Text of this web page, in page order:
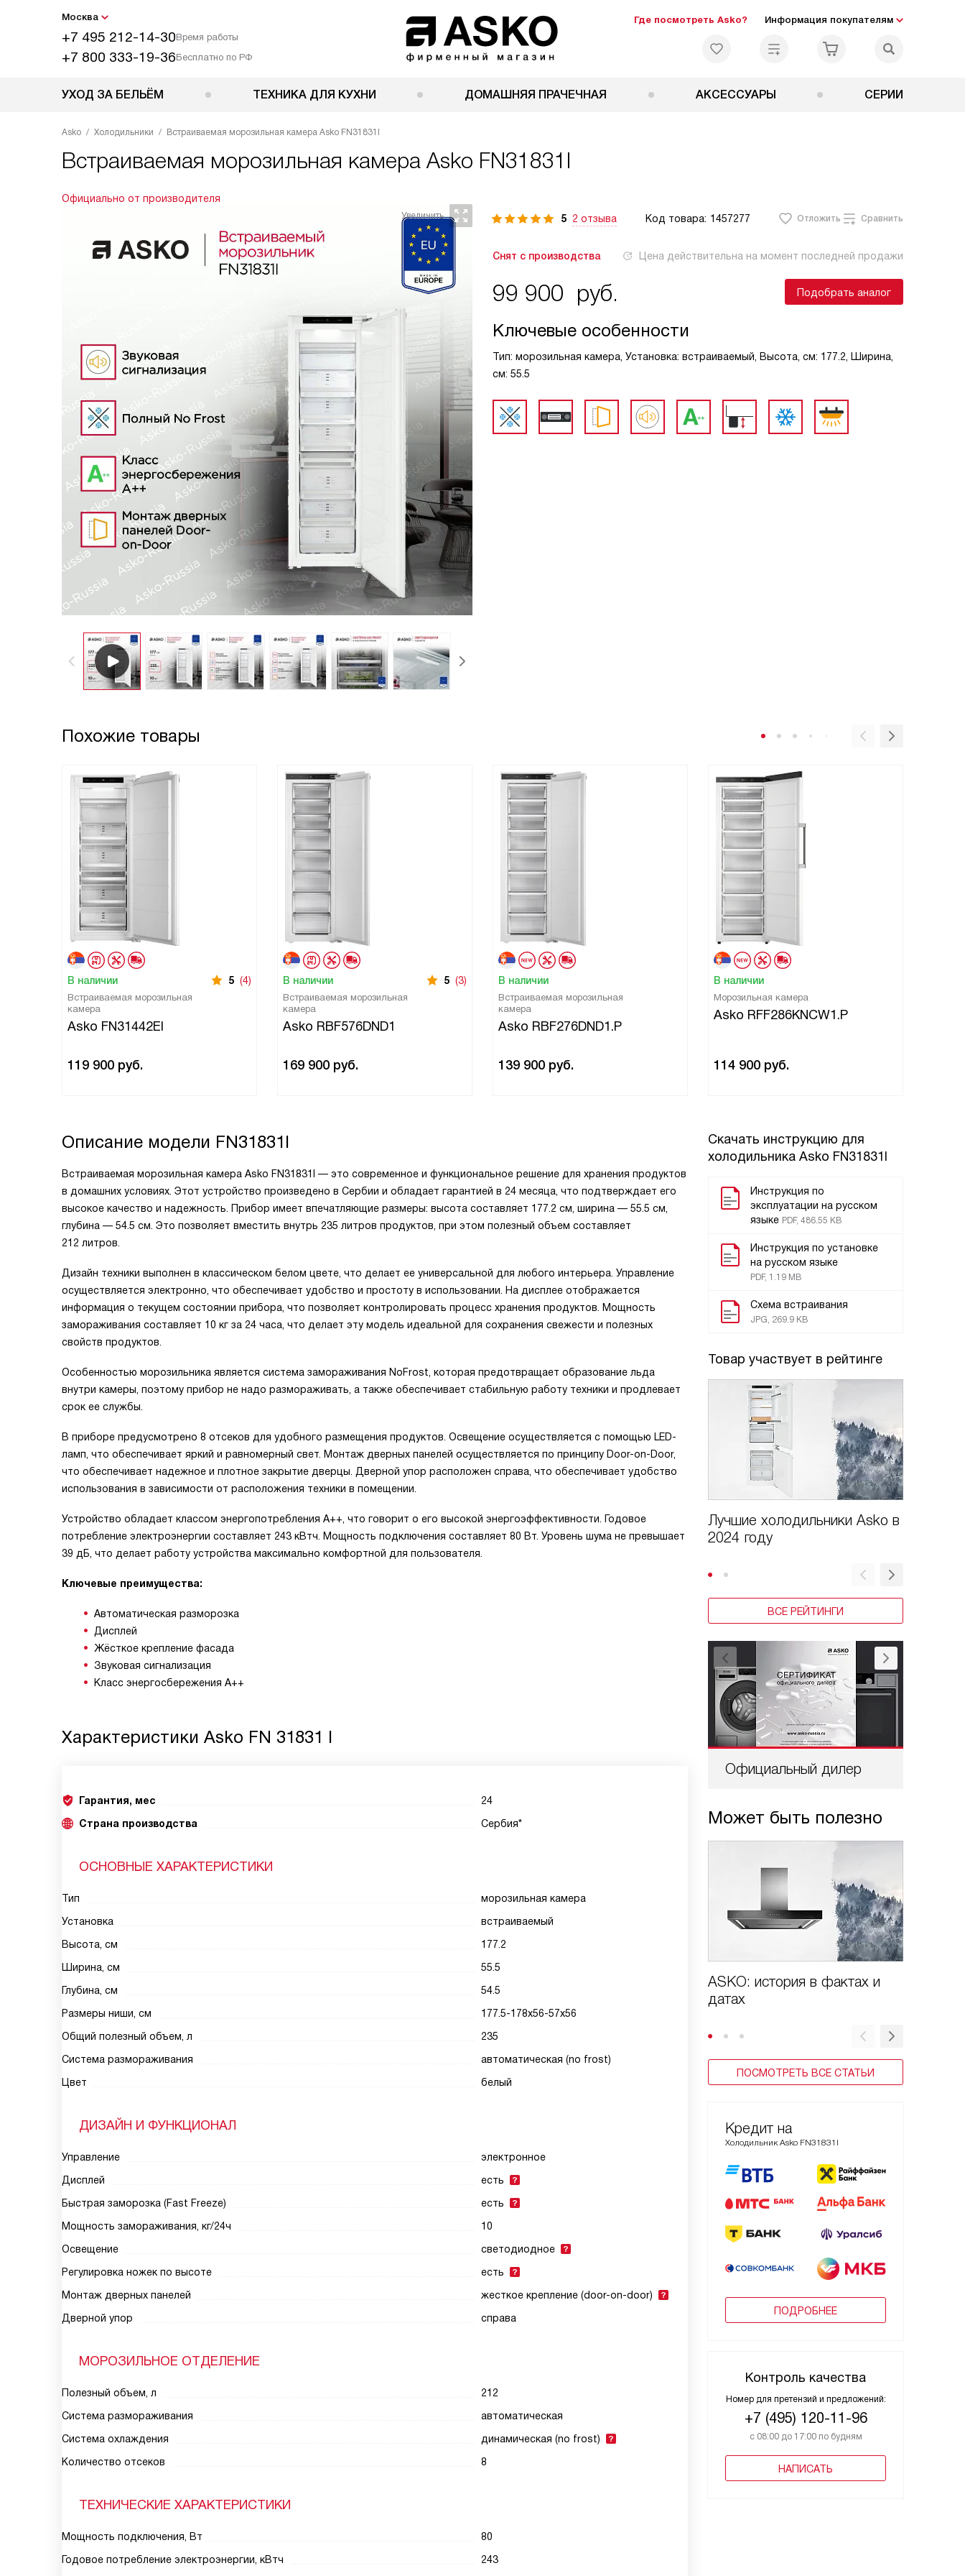
Москва
+7 495 212-14-30Время работы
+7 800 333-19-36Бесплатно по РФ
Где посмотреть Asko? Информация покупателям
УХОД ЗА БЕЛЬЁМ ТЕХНИКА ДЛЯ КУХНИ ДОМАШНЯЯ ПРАЧЕЧНАЯ АКСЕССУАРЫ СЕРИИ
Asko Холодильники Встраиваемая морозильная камера Asko FN31831I
Встраиваемая морозильная камера Asko FN31831I
Официально от производителя
5 2 отзыва Код товара: 1457277 Отложить Сравнить
Снят с производства Цена действительна на момент последней продажи
99 900 руб. Подобрать аналог
Ключевые особенности
Тип: морозильная камера, Установка: встраиваемый, Высота, см: 177.2, Ширина,
см: 55.5
Похожие товары
В наличии 5 (4)
Встраиваемая морозильная
камера
Asko FN31442EI
119 900 руб.
В наличии 5 (3)
Встраиваемая морозильная
камера
Asko RBF576DND1
169 900 руб.
В наличии
Встраиваемая морозильная
камера
Asko RBF276DND1.P
139 900 руб.
В наличии
Морозильная камера
Asko RFF286KNCW1.P
114 900 руб.
Скачать инструкцию для
холодильника Asko FN31831I
Инструкция по
эксплуатации на русском
языке PDF, 486.55 KB
Инструкция по установке
на русском языке
PDF, 1.19 MB
Схема встраивания
JPG, 269.9 KB
Товар участвует в рейтинге
Лучшие холодильники Asko в
2024 году
ВСЕ РЕЙТИНГИ
Официальный дилер
Может быть полезно
ASKO: история в фактах и
датах
ПОСМОТРЕТЬ ВСЕ СТАТЬИ
Кредит на
Холодильник Asko FN31831I
ПОДРОБНЕЕ
Контроль качества
Номер для претензий и предложений:
+7 (495) 120-11-96
с 08:00 до 17:00 по будням
НАПИСАТЬ
Описание модели FN31831I
Встраиваемая морозильная камера Asko FN31831I — это современное и функциональное решение для хранения продуктов
в домашних условиях. Этот устройство произведено в Сербии и обладает гарантией в 24 месяца, что подтверждает его
высокое качество и надежность. Прибор имеет впечатляющие размеры: высота составляет 177.2 см, ширина — 55.5 см,
глубина — 54.5 см. Это позволяет вместить внутрь 235 литров продуктов, при этом полезный объем составляет
212 литров.
Дизайн техники выполнен в классическом белом цвете, что делает ее универсальной для любого интерьера. Управление
осуществляется электронно, что обеспечивает удобство и простоту в использовании. На дисплее отображается
информация о текущем состоянии прибора, что позволяет контролировать процесс хранения продуктов. Мощность
замораживания составляет 10 кг за 24 часа, что делает эту модель идеальной для сохранения свежести и полезных
свойств продуктов.
Особенностью морозильника является система замораживания NoFrost, которая предотвращает образование льда
внутри камеры, поэтому прибор не надо размораживать, а также обеспечивает стабильную работу техники и продлевает
срок ее службы.
В приборе предусмотрено 8 отсеков для удобного размещения продуктов. Освещение осуществляется с помощью LED-
ламп, что обеспечивает яркий и равномерный свет. Монтаж дверных панелей осуществляется по принципу Door-on-Door,
что обеспечивает надежное и плотное закрытие дверцы. Дверной упор расположен справа, что обеспечивает удобство
использования в зависимости от расположения техники в помещении.
Устройство обладает классом энергопотребления А++, что говорит о его высокой энергоэффективности. Годовое
потребление электроэнергии составляет 243 кВтч. Мощность подключения составляет 80 Вт. Уровень шума не превышает
39 дБ, что делает работу устройства максимально комфортной для пользователя.
Ключевые преимущества:
Автоматическая разморозка
Дисплей
Жёсткое крепление фасада
Звуковая сигнализация
Класс энергосбережения A++
Характеристики Asko FN 31831 I
Гарантия, мес
24
Страна производства
Сербия*
ОСНОВНЫЕ ХАРАКТЕРИСТИКИ
Тип
морозильная камера
Установка
встраиваемый
Высота, см
177.2
Ширина, см
55.5
Глубина, см
54.5
Размеры ниши, см
177.5-178х56-57х56
Общий полезный объем, л
235
Система размораживания
автоматическая (no frost)
Цвет
белый
ДИЗАЙН И ФУНКЦИОНАЛ
Управление
электронное
Дисплей
есть
Быстрая заморозка (Fast Freeze)
есть
Мощность замораживания, кг/24ч
10
Освещение
светодиодное
Регулировка ножек по высоте
есть
Монтаж дверных панелей
жесткое крепление (door-on-door)
Дверной упор
справа
МОРОЗИЛЬНОЕ ОТДЕЛЕНИЕ
Полезный объем, л
212
Система размораживания
автоматическая
Система охлаждения
динамическая (no frost)
Количество отсеков
8
ТЕХНИЧЕСКИЕ ХАРАКТЕРИСТИКИ
Мощность подключения, Вт
80
Годовое потребление электроэнергии, кВтч
243